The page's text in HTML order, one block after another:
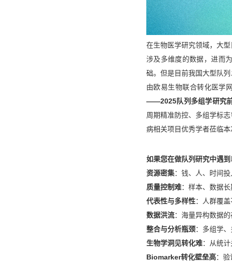
在生物医学研究领域，大
涉及多维度的数据，进而
础。但是目前我国大型队
由欧易生物联合转化医学
——2025队列多组学研究前
周期精准防控、多组学标
病相关项目优秀学者莅临本
如果您在做队列研究中遇到
资源密集：钱、人、时间投
质量控制难：样本、数据长
代表性与多样性：人群覆盖
数据洪流：海量异构数据
整合与分析瓶颈：多组学
生物学洞见转化难：从统
Biomarker转化壁垒高：验